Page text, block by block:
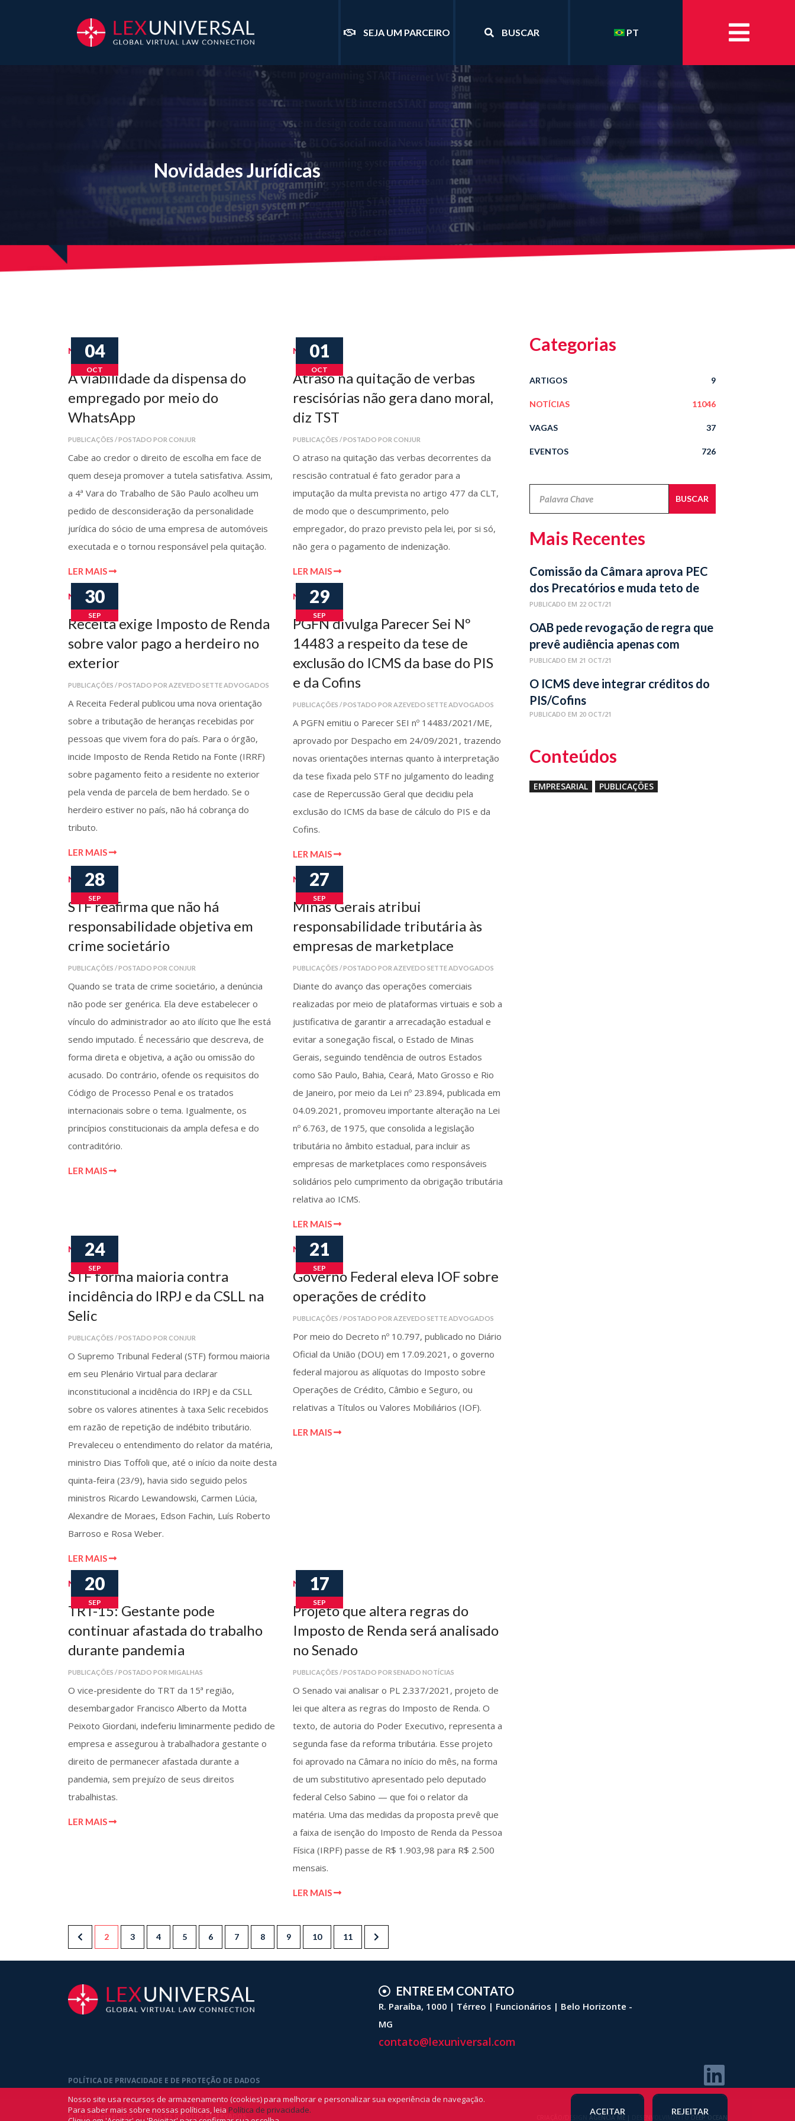
SEJA UM PARCEIRO BUSCAR PT
Novidades Jurídicas
04
OCT
Notícias
A viabilidade da dispensa do
empregado por meio do
WhatsApp
PUBLICAÇÕES / POSTADO POR CONJUR
Cabe ao credor o direito de escolha em face de
quem deseja promover a tutela satisfativa. Assim,
a 4ª Vara do Trabalho de São Paulo acolheu um
pedido de desconsideração da personalidade
jurídica do sócio de uma empresa de automóveis
executada e o tornou responsável pela quitação.
LER MAIS
01
OCT
Notícias
Atraso na quitação de verbas
rescisórias não gera dano moral,
diz TST
PUBLICAÇÕES / POSTADO POR CONJUR
O atraso na quitação das verbas decorrentes da
rescisão contratual é fato gerador para a
imputação da multa prevista no artigo 477 da CLT,
de modo que o descumprimento, pelo
empregador, do prazo previsto pela lei, por si só,
não gera o pagamento de indenização.
LER MAIS
30
SEP
Notícias
Receita exige Imposto de Renda
sobre valor pago a herdeiro no
exterior
PUBLICAÇÕES / POSTADO POR AZEVEDO SETTE ADVOGADOS
A Receita Federal publicou uma nova orientação
sobre a tributação de heranças recebidas por
pessoas que vivem fora do país. Para o órgão,
incide Imposto de Renda Retido na Fonte (IRRF)
sobre pagamento feito a residente no exterior
pela venda de parcela de bem herdado. Se o
herdeiro estiver no país, não há cobrança do
tributo.
LER MAIS
29
SEP
Notícias
PGFN divulga Parecer Sei Nº
14483 a respeito da tese de
exclusão do ICMS da base do PIS
e da Cofins
PUBLICAÇÕES / POSTADO POR AZEVEDO SETTE ADVOGADOS
A PGFN emitiu o Parecer SEI nº 14483/2021/ME,
aprovado por Despacho em 24/09/2021, trazendo
novas orientações internas quanto à interpretação
da tese fixada pelo STF no julgamento do leading
case de Repercussão Geral que decidiu pela
exclusão do ICMS da base de cálculo do PIS e da
Cofins.
LER MAIS
28
SEP
Notícias
STF reafirma que não há
responsabilidade objetiva em
crime societário
PUBLICAÇÕES / POSTADO POR CONJUR
Quando se trata de crime societário, a denúncia
não pode ser genérica. Ela deve estabelecer o
vínculo do administrador ao ato ilícito que lhe está
sendo imputado. É necessário que descreva, de
forma direta e objetiva, a ação ou omissão do
acusado. Do contrário, ofende os requisitos do
Código de Processo Penal e os tratados
internacionais sobre o tema. Igualmente, os
princípios constitucionais da ampla defesa e do
contraditório.
LER MAIS
27
SEP
Notícias
Minas Gerais atribui
responsabilidade tributária às
empresas de marketplace
PUBLICAÇÕES / POSTADO POR AZEVEDO SETTE ADVOGADOS
Diante do avanço das operações comerciais
realizadas por meio de plataformas virtuais e sob a
justificativa de garantir a arrecadação estadual e
evitar a sonegação fiscal, o Estado de Minas
Gerais, seguindo tendência de outros Estados
como São Paulo, Bahia, Ceará, Mato Grosso e Rio
de Janeiro, por meio da Lei nº 23.894, publicada em
04.09.2021, promoveu importante alteração na Lei
nº 6.763, de 1975, que consolida a legislação
tributária no âmbito estadual, para incluir as
empresas de marketplaces como responsáveis
solidários pelo cumprimento da obrigação tributária
relativa ao ICMS.
LER MAIS
24
SEP
Notícias
STF forma maioria contra
incidência do IRPJ e da CSLL na
Selic
PUBLICAÇÕES / POSTADO POR CONJUR
O Supremo Tribunal Federal (STF) formou maioria
em seu Plenário Virtual para declarar
inconstitucional a incidência do IRPJ e da CSLL
sobre os valores atinentes à taxa Selic recebidos
em razão de repetição de indébito tributário.
Prevaleceu o entendimento do relator da matéria,
ministro Dias Toffoli que, até o início da noite desta
quinta-feira (23/9), havia sido seguido pelos
ministros Ricardo Lewandowski, Carmen Lúcia,
Alexandre de Moraes, Edson Fachin, Luís Roberto
Barroso e Rosa Weber.
LER MAIS
21
SEP
Notícias
Governo Federal eleva IOF sobre
operações de crédito
PUBLICAÇÕES / POSTADO POR AZEVEDO SETTE ADVOGADOS
Por meio do Decreto nº 10.797, publicado no Diário
Oficial da União (DOU) em 17.09.2021, o governo
federal majorou as alíquotas do Imposto sobre
Operações de Crédito, Câmbio e Seguro, ou
relativas a Títulos ou Valores Mobiliários (IOF).
LER MAIS
20
SEP
Notícias
TRT-15: Gestante pode
continuar afastada do trabalho
durante pandemia
PUBLICAÇÕES / POSTADO POR MIGALHAS
O vice-presidente do TRT da 15ª região,
desembargador Francisco Alberto da Motta
Peixoto Giordani, indeferiu liminarmente pedido de
empresa e assegurou à trabalhadora gestante o
direito de permanecer afastada durante a
pandemia, sem prejuízo de seus direitos
trabalhistas.
LER MAIS
17
SEP
Notícias
Projeto que altera regras do
Imposto de Renda será analisado
no Senado
PUBLICAÇÕES / POSTADO POR SENADO NOTÍCIAS
O Senado vai analisar o PL 2.337/2021, projeto de
lei que altera as regras do Imposto de Renda. O
texto, de autoria do Poder Executivo, representa a
segunda fase da reforma tributária. Esse projeto
foi aprovado na Câmara no início do mês, na forma
de um substitutivo apresentado pelo deputado
federal Celso Sabino — que foi o relator da
matéria. Uma das medidas da proposta prevê que
a faixa de isenção do Imposto de Renda da Pessoa
Física (IRPF) passe de R$ 1.903,98 para R$ 2.500
mensais.
LER MAIS
2 3 4 5 6 7 8 9 10 11
Categorias
ARTIGOS 9
NOTÍCIAS 11046
VAGAS 37
EVENTOS 726
Jurídicas
BUSCAR
Mais Recentes
Comissão da Câmara aprova PEC
dos Precatórios e muda teto de
gastos
PUBLICADO EM 22 OCT/21
OAB pede revogação de regra que
prevê audiência apenas com
relator no Carf
PUBLICADO EM 21 OCT/21
O ICMS deve integrar créditos do
PIS/Cofins
PUBLICADO EM 20 OCT/21
Conteúdos
EMPRESARIAL PUBLICAÇÕES
Nosso site usa recursos de armazenamento (cookies) para melhorar e personalizar sua experiência de navegação.
Para saber mais sobre nossas políticas, leia Política de privacidade.
ACEITAR REJEITAR
ENTRE EM CONTATO
R. Paraíba, 1000 | Térreo | Funcionários | Belo Horizonte -
MG
contato@lexuniversal.com
POLÍTICA DE PRIVACIDADE E DE PROTEÇÃO DE DADOS
©LexUniversal 2021 - TODOS OS DIREITOS RESERVADOS. AGÊNCIA ME | DEEP OCEAN